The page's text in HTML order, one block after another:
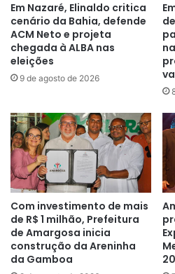
Em Nazaré, Elinaldo critica
cenário da Bahia, defende
ACM Neto e projeta
chegada à ALBA nas
eleições
9 de agosto de 2026
Com investimento de mais
de R$ 1 milhão, Prefeitura
de Amargosa inicia
construção da Areninha
da Gamboa